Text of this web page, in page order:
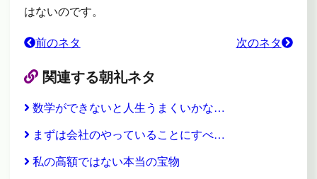
はないのです。
前のネタ
次のネタ
関連する朝礼ネタ
数学ができないと人生うまくいかな…
まずは会社のやっていることにすべ…
私の高額ではない本当の宝物